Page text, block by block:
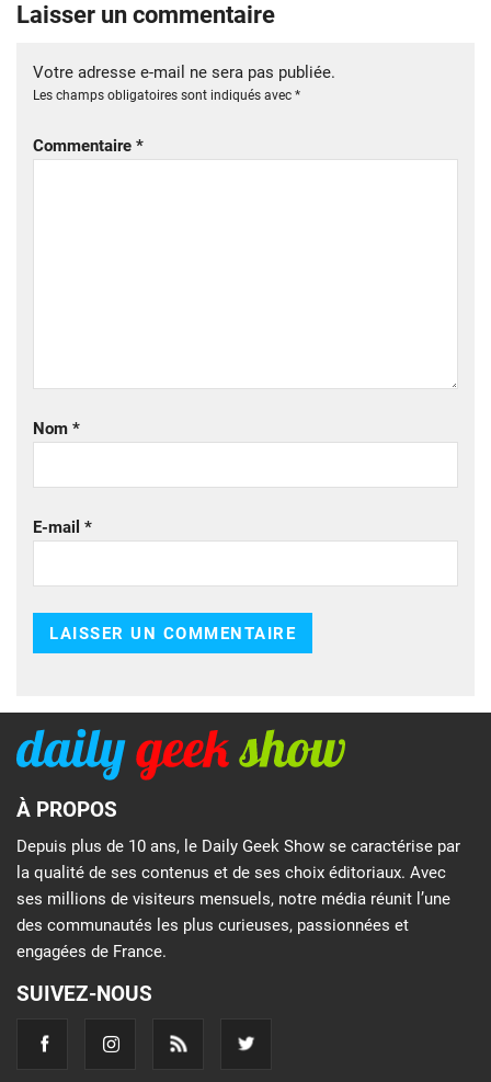
Laisser un commentaire
Votre adresse e-mail ne sera pas publiée.
Les champs obligatoires sont indiqués avec *
Commentaire *
Nom *
E-mail *
À PROPOS
Depuis plus de 10 ans, le Daily Geek Show se caractérise par
la qualité de ses contenus et de ses choix éditoriaux. Avec
ses millions de visiteurs mensuels, notre média réunit l’une
des communautés les plus curieuses, passionnées et
engagées de France.
SUIVEZ-NOUS